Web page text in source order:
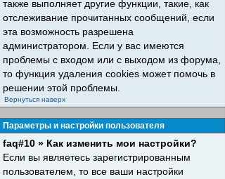
также выполняет другие функции, такие, как
отслеживание прочитанных сообщений, если
эта возможность разрешена
администратором. Если у вас имеются
проблемы с входом или с выходом из форума,
то функция удаления cookies может помочь в
решении этой проблемы.
Вернуться наверх
Параметры и настройки пользователя
faq#10 » Как изменить мои настройки?
Если вы являетесь зарегистрированным
пользователем, то все ваши настройки